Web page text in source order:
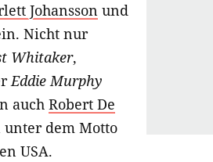
Johansson und
Nicht nur
Whitaker,
Eddie Murphy
auch Robert De
dem Motto
USA.